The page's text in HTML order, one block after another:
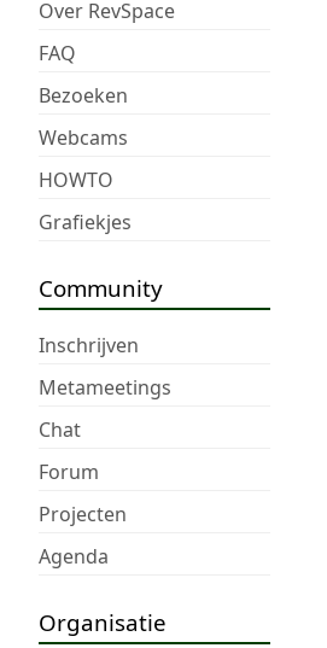
Over RevSpace
FAQ
Bezoeken
Webcams
HOWTO
Grafiekjes
Community
Inschrijven
Metameetings
Chat
Forum
Projecten
Agenda
Organisatie